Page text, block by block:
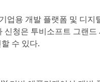
업용 개발 플랫폼 및 디
청은 투비소프트 그랜드
수 있다.